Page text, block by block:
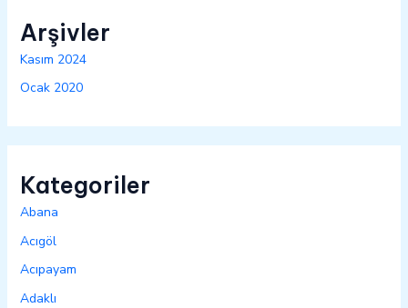
Arşivler
Kasım 2024
Ocak 2020
Kategoriler
Abana
Acıgöl
Acıpayam
Adaklı